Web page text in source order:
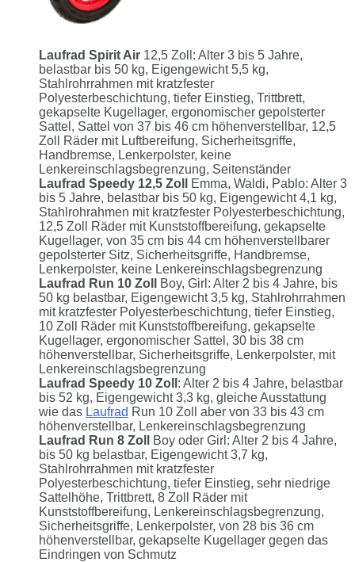
Laufrad Spirit Air 12,5 Zoll: Alter 3 bis 5 Jahre,
belastbar bis 50 kg, Eigengewicht 5,5 kg,
Stahlrohrrahmen mit kratzfester
Polyesterbeschichtung, tiefer Einstieg, Trittbrett,
gekapselte Kugellager, ergonomischer gepolsterter
Sattel, Sattel von 37 bis 46 cm höhenverstellbar, 12,5
Zoll Räder mit Luftbereifung, Sicherheitsgriffe,
Handbremse, Lenkerpolster, keine
Lenkereinschlagsbegrenzung, Seitenständer
Laufrad Speedy 12,5 Zoll
Emma, Waldi, Pablo: Alter 3
bis 5 Jahre, belastbar bis 50 kg, Eigengewicht 4,1 kg,
Stahlrohrahmen mit kratzfester Polyesterbeschichtung,
12,5 Zoll Räder mit Kunststoffbereifung, gekapselte
Kugellager, von 35 cm bis 44 cm höhenverstellbarer
gepolsterter Sitz, Sicherheitsgriffe, Handbremse,
Lenkerpolster, keine Lenkereinschlagsbegrenzung
Laufrad Run 10 Zoll
Boy, Girl: Alter 2 bis 4 Jahre, bis
50 kg belastbar, Eigengewicht 3,5 kg, Stahlrohrrahmen
mit kratzfester Polyesterbeschichtung, tiefer Einstieg,
10 Zoll Räder mit Kunststoffbereifung, gekapselte
Kugellager, ergonomischer Sattel, 30 bis 38 cm
höhenverstellbar, Sicherheitsgriffe, Lenkerpolster, mit
Lenkereinschlagsbegrenzung
Laufrad Speedy 10 Zoll : Alter 2 bis 4 Jahre, belastbar
bis 52 kg, Eigengewicht 3,3 kg, gleiche Ausstattung
wie das Laufrad Run 10 Zoll aber von 33 bis 43 cm
höhenverstellbar, Lenkereinschlagsbegrenzung
Laufrad Run 8 Zoll
Boy oder Girl: Alter 2 bis 4 Jahre,
bis 50 kg belastbar, Eigengewicht 3,7 kg,
Stahlrohrrahmen mit kratzfester
Polyesterbeschichtung, tiefer Einstieg, sehr niedrige
Sattelhöhe, Trittbrett, 8 Zoll Räder mit
Kunststoffbereifung, Lenkereinschlagsbegrenzung,
Sicherheitsgriffe, Lenkerpolster, von 28 bis 36 cm
höhenverstellbar, gekapselte Kugellager gegen das
Eindringen von Schmutz